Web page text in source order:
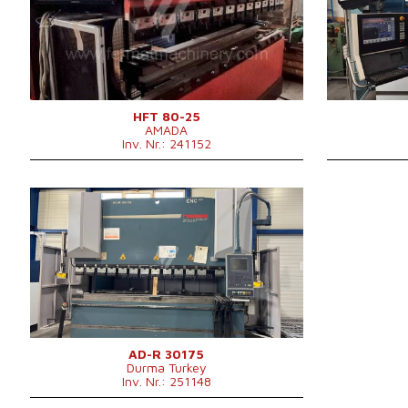
Abkantlänge
2620 mm
Anzahl der Achsen
4
Lower Ausgleichsbewegung
Stößelhub
200 mm
Maschinengewicht
5750 kg
HFT 80-25
AMADA
Inv. Nr.: 241152
Abkantlänge
Anzahl der
Lower
Art der
Baujahr:
2013
Kontrollsystem
ja
Steuerung Cybelec
Druckleistung
175 t
Abkantlänge
3050 mm
Anzahl der Achsen
4
Lower Ausgleichsbewegung
ja
Art der Pressenantrieb
Hydraulický
Stößelhub
265 mm
Maschinenabmessungen L x B4250x2550x2750
mm
Maschinengewicht
11500 kg
AD-R 30175
Durma Turkey
Inv. Nr.: 251148